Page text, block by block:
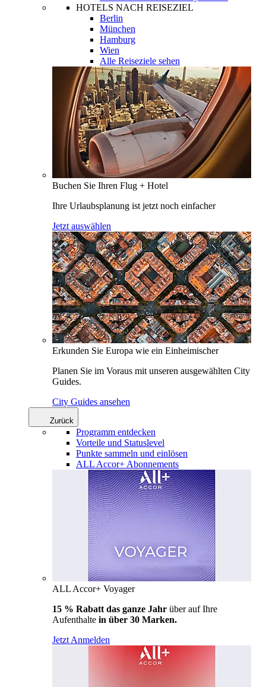
HOTELS NACH REISEZIEL
Berlin
München
Hamburg
Wien
Alle Reiseziele sehen
Buchen Sie Ihren Flug + Hotel
Ihre Urlaubsplanung ist jetzt noch einfacher
Jetzt auswählen
Erkunden Sie Europa wie ein Einheimischer
Planen Sie im Voraus mit unseren ausgewählten City
Guides.
City Guides ansehen
Zurück
Programm entdecken
Vorteile und Statuslevel
Punkte sammeln und einlösen
ALL Accor+ Abonnements
ALL Accor+ Voyager
15 % Rabatt das ganze Jahr über auf Ihre
Aufenthalte in über 30 Marken.
Jetzt Anmelden